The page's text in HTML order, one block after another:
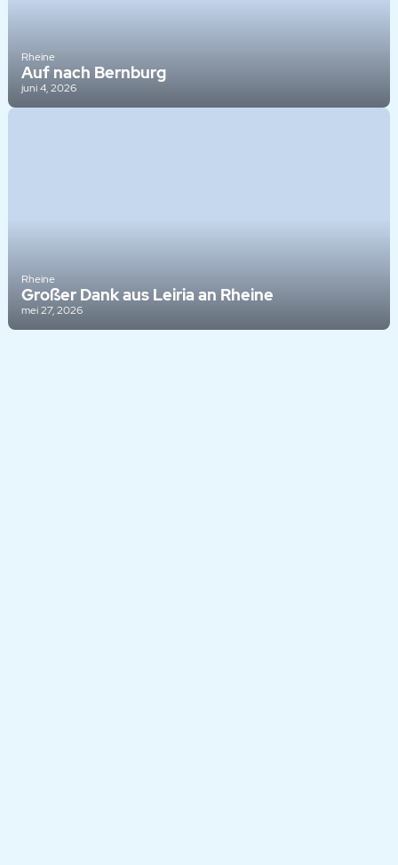
Rheine
Auf nach Bernburg
juni 4, 2026
Rheine
Großer Dank aus Leiria an Rheine
mei 27, 2026